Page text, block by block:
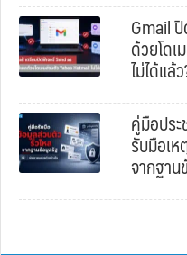
Gmail
ด้วยโด
ไม่ได้แล้
คู่มือปร
รับมือเ
จากฐา